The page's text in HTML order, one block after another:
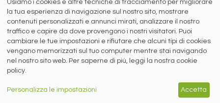
NEWSLETTER
Capitale Sociale: 190.000€ interamente versato
Registro delle Imprese di Brescia
Codice Fiscale e Partita I.V.A.:IT03562320170
R.E.A. n. 419331
www.siderweb.com: Autorizzazione del Tribunale di Brescia n. 11/2004 del 17
marzo 2004, Iscrizione al R.O.C. n. 26116.
Direttrice Responsabile:
Elisa Bonomelli
Stefano Gennari
Usiamo i cookies e altre tecniche di tracciamento per migliorare
la tua esperienza di navigazione sul nostro sito, mostrare
contenuti personalizzati e annunci mirati, analizzare il nostro
traffico e capire da dove provengono i nostri visitatori. Puoi
cambiare le tue impostazioni e rifiutare che alcuni tipi di cookies
vengano memorizzati sul tuo computer mentre stai navigando
nel nostro sito web. Per saperne di più, leggi la nostra cookie
policy.
Personalizza le impostazioni Accetta